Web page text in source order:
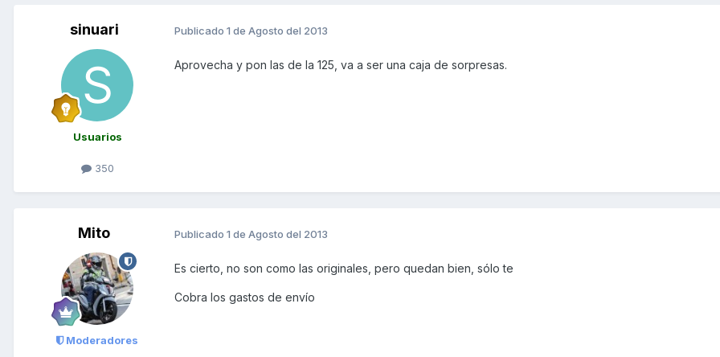
sinuari
Usuarios
350
Publicado 1 de Agosto del 2013
Aprovecha y pon las de la 125, va a ser una caja de sorpresas.
Mito
Moderadores
Publicado 1 de Agosto del 2013
Es cierto, no son como las originales, pero quedan bien, sólo te
Cobra los gastos de envío